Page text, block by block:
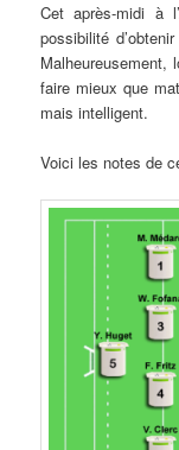
Cet après-midi à
possibilité
Malheureusement,
faire mieux que
mais intelligent.
Voici les notes de